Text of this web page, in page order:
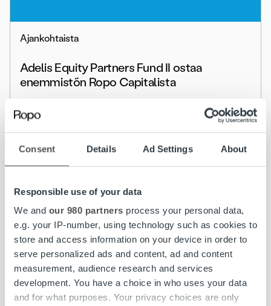
Consent Details Ad Settings About
Responsible use of your data
We and our 980 partners process your personal data,
e.g. your IP-number, using technology such as cookies to
store and access information on your device in order to
serve personalized ads and content, ad and content
measurement, audience research and services
development. You have a choice in who uses your data
and for what purposes. Your privacy choices are only
Ajankohtaista
Adelis Equity Partners Fund II ostaa
enemmistön Ropo Capitalista
Lue lisää